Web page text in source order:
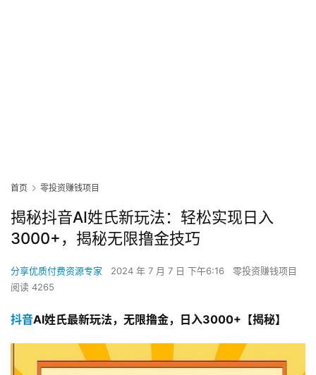
首页 零投资赚钱项目
揭秘抖音AI姓氏新玩法：轻松实现日入
3000+，揭秘无限撸金技巧
分享优质付费资源专家 2024 年 7 月 7 日 下午6:16
零投资赚钱项目
阅读 4265
抖音AI姓氏最新玩法，无限撸金，日入3000+【揭秘】